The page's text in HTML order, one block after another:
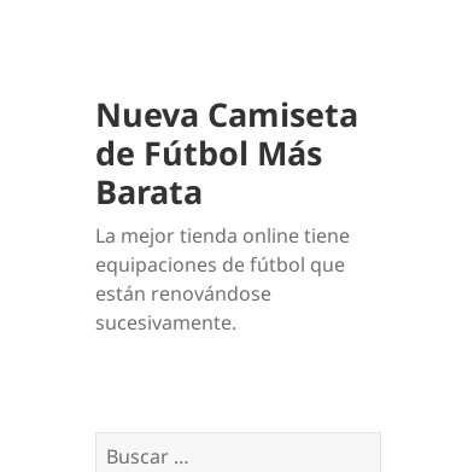
Nueva Camiseta
de Fútbol Más
Barata
La mejor tienda online tiene
equipaciones de fútbol que
están renovándose
sucesivamente.
Buscar: